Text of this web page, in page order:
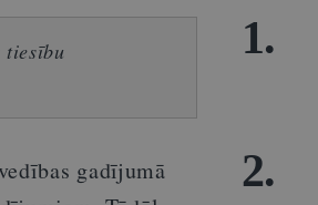
gadījumā
1.
2.